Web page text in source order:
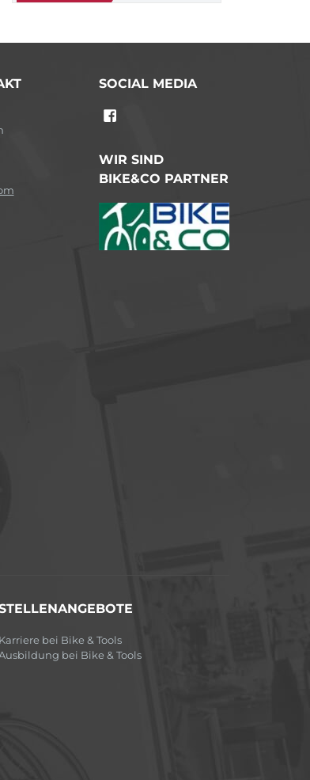
SOCIAL MEDIA
WIR SIND
BIKE&CO PARTNER
Karriere bei Bike & Tools
bei Bike & Tools